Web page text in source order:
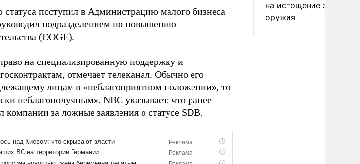
поступил в Администрацию малого бизнеса
подразделением по повышению
(DOGE).
на специализированную поддержку и
отмечает телеканал. Обычно его
лицам в «неблагоприятном положении», то
неблагополучным». NBC указывает, что ранее
за ложные заявления о статусе SDB.
на истощение запасов
оружия